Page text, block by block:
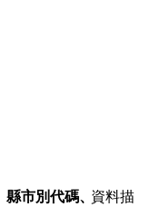
縣市別代碼、資料描